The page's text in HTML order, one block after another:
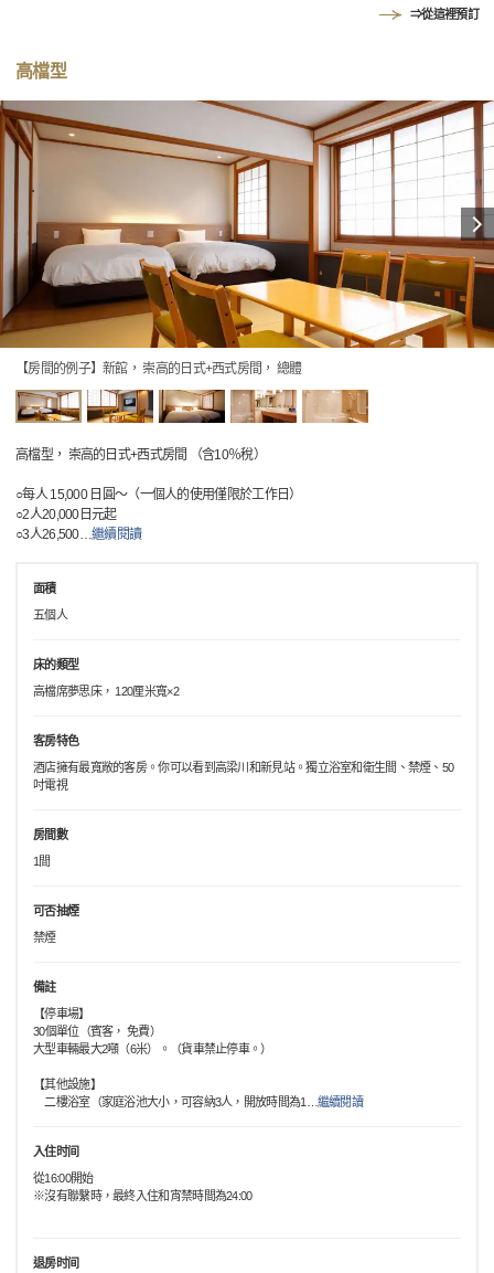
⇒從這裡預訂
高檔型
【房間的例子】新館， 崇高的日式+西式房間， 總體
高檔型， 崇高的日式+西式房間 （含10％稅）
○每人 15,000 日圓～（一個人的使用僅限於工作日）
○2人20,000日元起
○3人26,500…繼續閱讀
面積
五個人
床的類型
高檔席夢思床， 120厘米寬×2
客房特色
酒店擁有最寬敞的客房。你可以看到高梁川和新見站。獨立浴室和衛生間、禁煙、50
吋電視
房間數
1間
可否抽煙
禁煙
備註
【停車場】
30個單位（賓客， 免費）
大型車輛最大2噸（6米）。（貨車禁止停車。）
【其他設施】
二樓浴室（家庭浴池大小，可容納3人，開放時間為1
繼續閱讀
入住时间
從16:00開始
※沒有聯繫時，最終入住和宵禁時間為24:00
退房时间